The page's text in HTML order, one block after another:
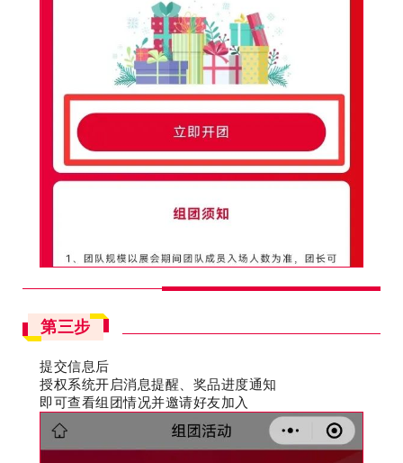
第三步
提交信息后
授权系统开启消息提醒、奖品进度通知
即可查看组团情况并邀请好友加入